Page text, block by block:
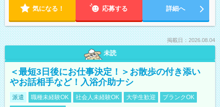
気になる！ 応募する 詳細へ
掲載日：2026.08.04
未読
＜最短3日後にお仕事決定！＞お散歩の付き添い
やお話相手など！入浴介助ナシ
派遣 職種未経験OK 社会人未経験OK 大学生歓迎
ブランクOK